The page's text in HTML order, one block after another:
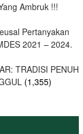
Ambruk !!!
Pertanyakan
2021 – 2024.
TRADISI PENUH
(1,355)